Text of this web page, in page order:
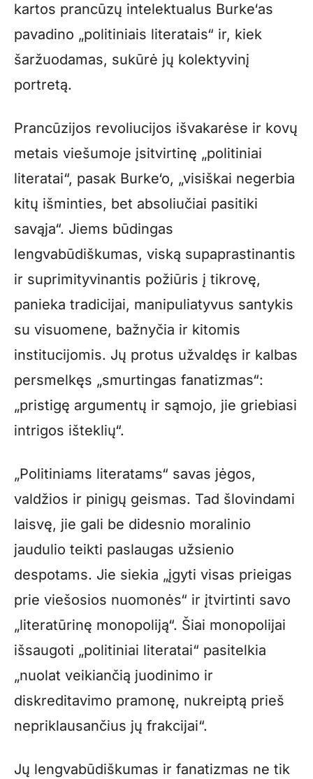
kartos prancūzų intelektualus Burke‘as
pavadino „politiniais literatais“ ir, kiek
šaržuodamas, sukūrė jų kolektyvinį
portretą.
Prancūzijos revoliucijos išvakarėse ir kovų
metais viešumoje įsitvirtinę „politiniai
literatai“, pasak Burke‘o, „visiškai negerbia
kitų išminties, bet absoliučiai pasitiki
savąja“. Jiems būdingas
lengvabūdiškumas, viską supaprastinantis
ir suprimityvinantis požiūris į tikrovę,
panieka tradicijai, manipuliatyvus santykis
su visuomene, bažnyčia ir kitomis
institucijomis. Jų protus užvaldęs ir kalbas
persmelkęs „smurtingas fanatizmas“:
„pristigę argumentų ir sąmojo, jie griebiasi
intrigos išteklių“.
„Politiniams literatams“ savas jėgos,
valdžios ir pinigų geismas. Tad šlovindami
laisvę, jie gali be didesnio moralinio
jaudulio teikti paslaugas užsienio
despotams. Jie siekia „įgyti visas prieigas
prie viešosios nuomonės“ ir įtvirtinti savo
„literatūrinę monopoliją“. Šiai monopolijai
išsaugoti „politiniai literatai“ pasitelkia
„nuolat veikiančią juodinimo ir
diskreditavimo pramonę, nukreiptą prieš
nepriklausančius jų frakcijai“.
Jų lengvabūdiškumas ir fanatizmas ne tik